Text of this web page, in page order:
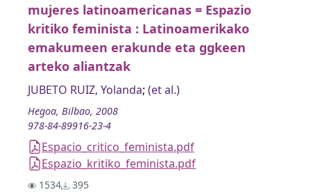
mujeres latinoamericanas = Espazio
kritiko feminista : Latinoamerikako
emakumeen erakunde eta ggkeen
arteko aliantzak
JUBETO RUIZ, Yolanda; (et al.)
Hegoa, Bilbao, 2008
978-84-89916-23-4
Espacio_critico_feminista.pdf
Espazio_kritiko_feminista.pdf
1534 395